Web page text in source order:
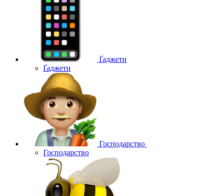
Ґаджети
Ґаджети
Господарство
Господарство